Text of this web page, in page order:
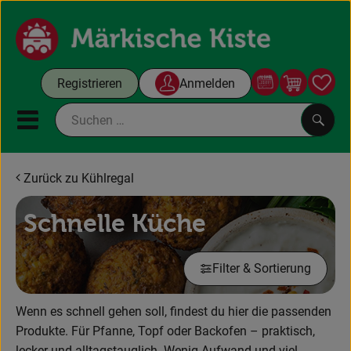
Registrieren Anmelden
Mobiles Menu öffnen oder
Kochboxen
Themenwelt
Angebote & Aktuelles
Unsere Kisten
Zurück zu Kühlregal
Schnelle Küche
Filter & Sortierung
Wenn es schnell gehen soll, findest du hier die passenden
Produkte. Für Pfanne, Topf oder Backofen – praktisch,